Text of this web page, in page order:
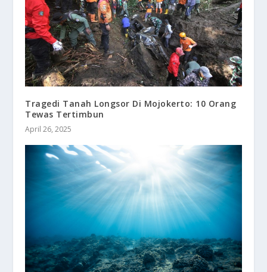
Tragedi Tanah Longsor Di Mojokerto: 10 Orang
Tewas Tertimbun
April 26, 2025